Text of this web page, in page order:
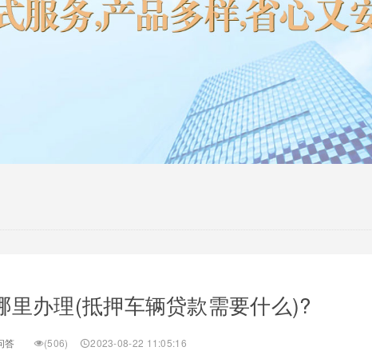
里办理(抵押车辆贷款需要什么)?
答 (506) 2023-08-22 11:05:16